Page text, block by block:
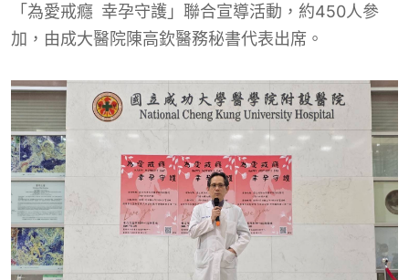
「為愛戒癮 幸孕守護」聯合宣導活動，約450人參
加，由成大醫院陳高欽醫務秘書代表出席。